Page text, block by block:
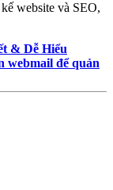
website và SEO,
& Dễ Hiểu
webmail để quản